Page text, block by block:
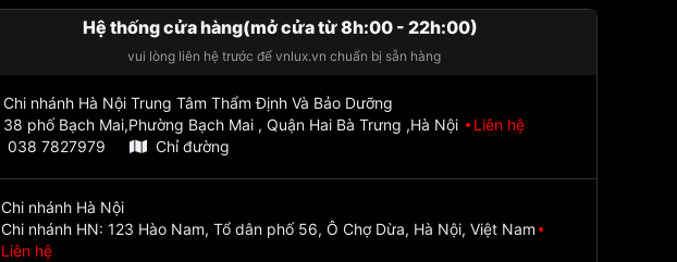
Hệ thống cửa hàng(mở cửa từ 8h:00 - 22h:00)
vui lòng liên hệ trước để vnlux.vn chuẩn bị sẵn hàng
Chi nhánh Hà Nội Trung Tâm Thẩm Định Và Bảo Dưỡng
38 phố Bạch Mai,Phường Bạch Mai , Quận Hai Bà Trưng ,Hà Nội
Liên hệ
038 7827979
Chỉ đường
Chi nhánh Hà Nội
Chi nhánh HN: 123 Hào Nam, Tổ dân phố 56, Ô Chợ Dừa, Hà Nội, Việt Nam
Liên hệ